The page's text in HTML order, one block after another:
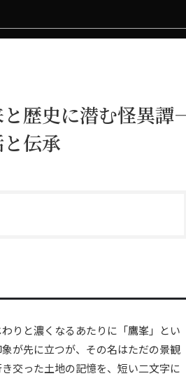
歴史に潜む怪異譚――
伝承
りと濃くなるあたりに「鷹峯」とい
が先に立つが、その名はただの景観
交った土地の記憶を、短い二文字に